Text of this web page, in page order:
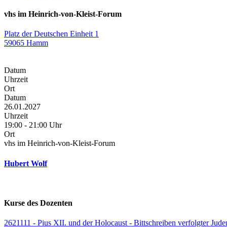
vhs im Heinrich-von-Kleist-Forum
Platz der Deutschen Einheit 1
59065 Hamm
Datum
Uhrzeit
Ort
Datum
26.01.2027
Uhrzeit
19:00 - 21:00 Uhr
Ort
vhs im Heinrich-von-Kleist-Forum
Hubert Wolf
Kurse des Dozenten
2621111 - Pius XII. und der Holocaust - Bittschreiben verfolgter